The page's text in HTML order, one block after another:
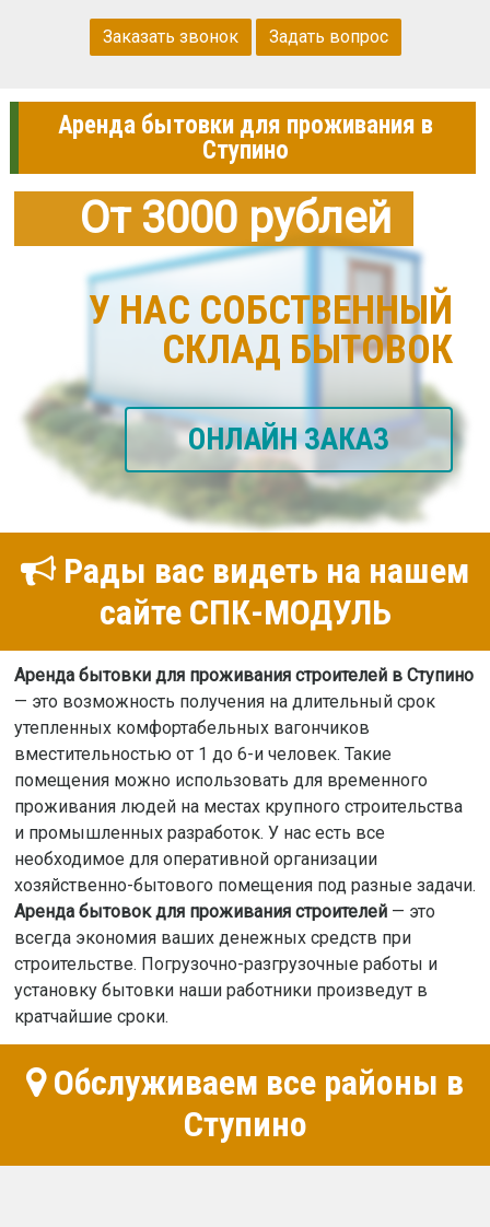
Заказать звонок Задать вопрос
Аренда бытовки для проживания в
Ступино
От 3000 рублей
У НАС СОБСТВЕННЫЙ
СКЛАД БЫТОВОК
ОНЛАЙН ЗАКАЗ
Рады вас видеть на нашем
сайте СПК-МОДУЛЬ
Аренда бытовки для проживания строителей в Ступино
— это возможность получения на длительный срок
утепленных комфортабельных вагончиков
вместительностью от 1 до 6-и человек. Такие
помещения можно использовать для временного
проживания людей на местах крупного строительства
и промышленных разработок. У нас есть все
необходимое для оперативной организации
хозяйственно-бытового помещения под разные задачи.
Аренда бытовок для проживания строителей— это
всегда экономия ваших денежных средств при
строительстве. Погрузочно-разгрузочные работы и
установку бытовки наши работники произведут в
кратчайшие сроки.
Обслуживаем все районы в
Ступино